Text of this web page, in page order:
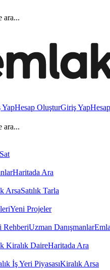
ara...
YapHesap OluşturGiriş Yap
ara...
Sat
Haritada Ara
ArsaSatılık Tarla
Yeni Projeler
RehberiUzman Danışmanlar
Kiralık DaireHaritada Ara
İş Yeri PiyasasıKiralık Arsa